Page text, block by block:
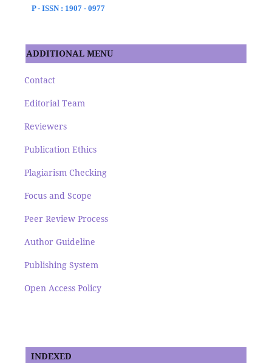
P - ISSN : 1907 - 0977
ADDITIONAL MENU
Contact
Editorial Team
Reviewers
Publication Ethics
Plagiarism Checking
Focus and Scope
Peer Review Process
Author Guideline
Publishing System
Open Access Policy
INDEXED